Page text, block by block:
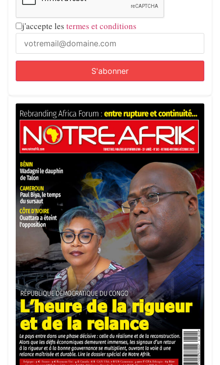
j'accepte les termes et conditions